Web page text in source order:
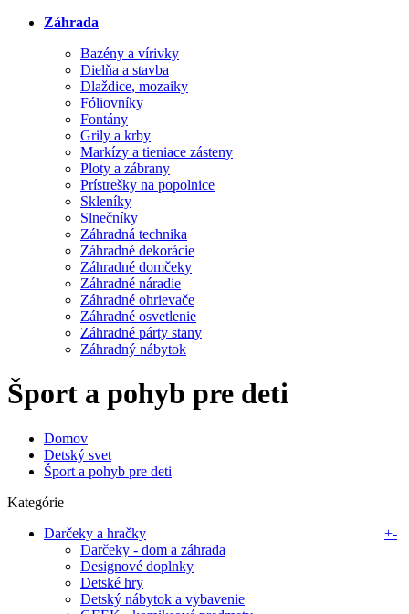
Záhrada
Bazény a vírivky
Dielňa a stavba
Dlaždice, mozaiky
Fóliovníky
Fontány
Grily a krby
Markízy a tieniace zásteny
Ploty a zábrany
Prístrešky na popolnice
Skleníky
Slnečníky
Záhradná technika
Záhradné dekorácie
Záhradné domčeky
Záhradné náradie
Záhradné ohrievače
Záhradné osvetlenie
Záhradné párty stany
Záhradný nábytok
Šport a pohyb pre deti
Domov
Detský svet
Šport a pohyb pre deti
Kategórie
Darčeky a hračky
+-
Darčeky - dom a záhrada
Designové doplnky
Detské hry
Detský nábytok a vybavenie